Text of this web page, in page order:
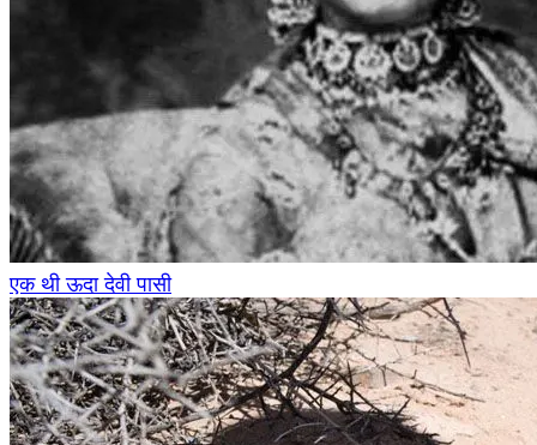
एक थी ऊदा देवी पासी